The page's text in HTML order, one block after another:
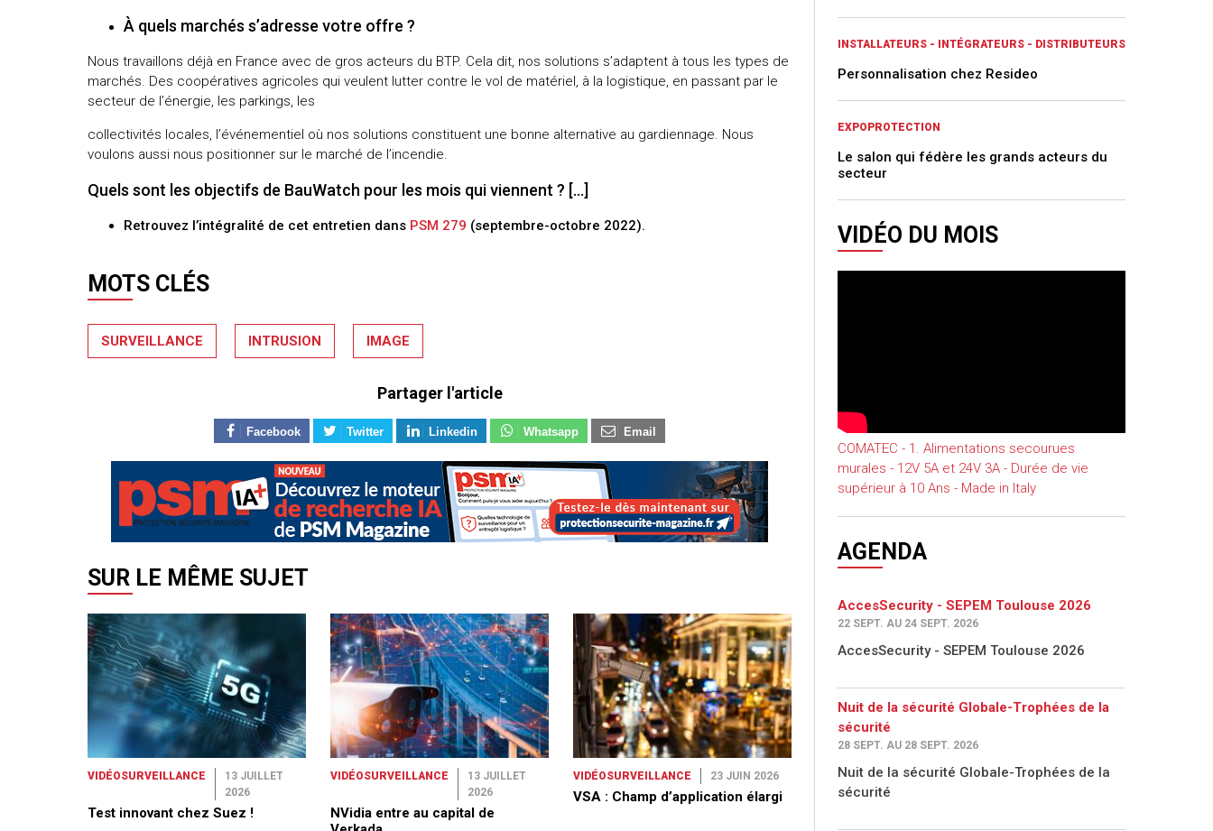
À quels marchés s’adresse votre offre ?
Nous travaillons déjà en France avec de gros acteurs du BTP. Cela dit, nos solutions s’adaptent à tous les types de
marchés. Des coopératives agricoles qui veulent lutter contre le vol de matériel, à la logistique, en passant par le
secteur de l’énergie, les parkings, les
collectivités locales, l’événementiel où nos solutions constituent une bonne alternative au gardiennage. Nous
voulons aussi nous positionner sur le marché de l’incendie.
Quels sont les objectifs de BauWatch pour les mois qui viennent ? […]
Retrouvez l’intégralité de cet entretien dans PSM 279 (septembre-octobre 2022).
MOTS CLÉS
SURVEILLANCE INTRUSION IMAGE
Partager l'article
Facebook Twitter Linkedin Whatsapp Email
SUR LE MÊME SUJET
VIDÉOSURVEILLANCE
13 JUILLET
2026
Test innovant chez Suez !
VIDÉOSURVEILLANCE
13 JUILLET
2026
NVidia entre au capital de
VIDÉOSURVEILLANCE 23 JUIN 2026
VSA : Champ d’application élargi
INSTALLATEURS - INTÉGRATEURS - DISTRIBUTEURS
Personnalisation chez Resideo
EXPOPROTECTION
Le salon qui fédère les grands acteurs du
secteur
VIDÉO DU MOIS
COMATEC - 1. Alimentations secourues
murales - 12V 5A et 24V 3A - Durée de vie
supérieur à 10 Ans - Made in Italy
AGENDA
AccesSecurity - SEPEM Toulouse 2026
22 SEPT. AU 24 SEPT. 2026
AccesSecurity - SEPEM Toulouse 2026
Nuit de la sécurité Globale-Trophées de la
sécurité
28 SEPT. AU 28 SEPT. 2026
Nuit de la sécurité Globale-Trophées de la
sécurité